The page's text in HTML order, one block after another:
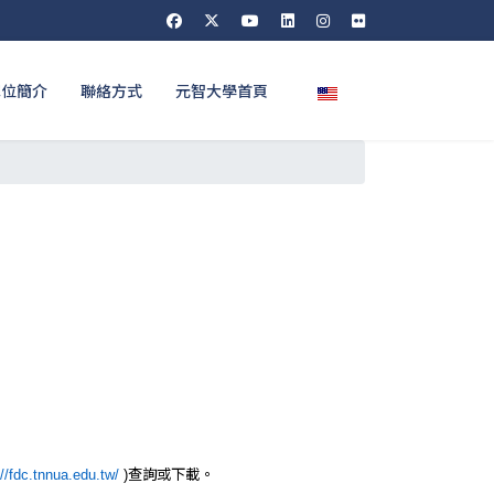
簡介 聯絡方式 元智大學首頁 選擇你的語言
fdc.tnnua.edu.tw/ )查詢或下載。